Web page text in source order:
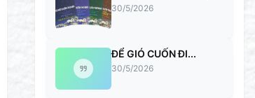
30/5/2026
ĐỂ GIÓ CUỐN ĐI...
30/5/2026